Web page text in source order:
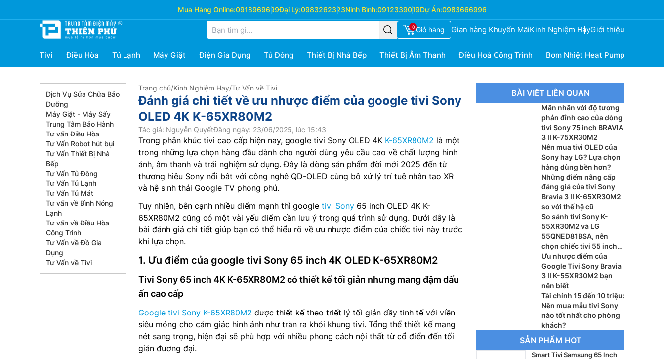
Mua Hàng Online:0918969699Đại Lý:0983262323Ninh Bình:0912339019Dự Án:0983666996
0 Giỏ hàng Gian hàng Khuyến MãiKinh Nghiệm HayGiới thiệu
Tivi Điều Hòa Tủ Lạnh Máy Giặt Điện Gia Dụng Tủ Đông Thiết Bị Nhà Bếp Thiết Bị Âm Thanh Điều Hoà Công Trình Bơm Nhiệt Heat Pump
Dịch Vụ Sửa Chữa Bảo
Dưỡng
Máy Giặt - Máy Sấy
Trung Tâm Bảo Hành
Tư vấn Điều Hòa
Tư Vấn Robot hút bụi
Tư Vấn Thiết Bị Nhà
Bếp
Tư Vấn Tủ Đông
Tư Vấn Tủ Lạnh
Tư Vấn Tủ Mát
Tư vấn về Bình Nóng
Lạnh
Tư vấn về Điều Hòa
Công Trình
Tư Vấn về Đồ Gia
Dụng
Tư Vấn về Tivi
Trang chủ/Kinh Nghiệm Hay/Tư Vấn về Tivi
Đánh giá chi tiết về ưu nhược điểm của google tivi Sony
OLED 4K K-65XR80M2
Tác giả: Nguyễn QuyếtĐăng ngày: 23/06/2025, lúc 15:43
Trong phân khúc tivi cao cấp hiện nay, google tivi Sony OLED 4K K-65XR80M2 là một
trong những lựa chọn hàng đầu dành cho người dùng yêu cầu cao về chất lượng hình
ảnh, âm thanh và trải nghiệm sử dụng. Đây là dòng sản phẩm đời mới 2025 đến từ
thương hiệu Sony nổi bật với công nghệ QD-OLED cùng bộ xử lý trí tuệ nhân tạo XR
và hệ sinh thái Google TV phong phú.
Tuy nhiên, bên cạnh nhiều điểm mạnh thì google tivi Sony 65 inch OLED 4K K-
65XR80M2 cũng có một vài yếu điểm cần lưu ý trong quá trình sử dụng. Dưới đây là
bài đánh giá chi tiết giúp bạn có thể hiểu rõ về ưu nhược điểm của chiếc tivi này trước
khi lựa chọn.
1. Ưu điểm của google tivi Sony 65 inch 4K OLED K-65XR80M2
Tivi Sony 65 inch 4K K-65XR80M2 có thiết kế tối giản nhưng mang đậm dấu
ấn cao cấp
Google tivi Sony K-65XR80M2 được thiết kế theo triết lý tối giản đầy tinh tế với viền
siêu mỏng cho cảm giác hình ảnh như tràn ra khỏi khung tivi. Tổng thể thiết kế mang
nét sang trọng, hiện đại sẽ phù hợp với nhiều phong cách nội thất từ cổ điển đến tối
giản đương đại.
BÀI VIẾT LIÊN QUAN
Mãn nhãn với độ tương
phản đỉnh cao của dòng
tivi Sony 75 inch BRAVIA
3 II K-75XR30M2
Nên mua tivi OLED của
Sony hay LG? Lựa chọn
hàng dùng bền hơn?
Những điểm nâng cấp
đáng giá của tivi Sony
Bravia 3 II K-65XR30M2
so với thế hệ cũ
So sánh tivi Sony K-
55XR30M2 và LG
55QNED81BSA, nên
chọn chiếc tivi 55 inch
nào?
Ưu nhược điểm của
Google Tivi Sony Bravia
3 II K-55XR30M2 bạn
nên biết
Tài chính 15 đến 10 triệu:
Nên mua mẫu tivi Sony
nào tốt nhất cho phòng
khách?
SẢN PHẨM HOT
Smart Tivi Samsung 65 Inch